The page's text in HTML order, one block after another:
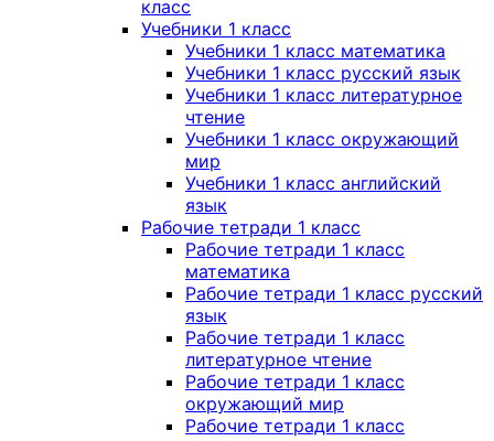
класс
Учебники 1 класс
Учебники 1 класс математика
Учебники 1 класс русский язык
Учебники 1 класс литературное
чтение
Учебники 1 класс окружающий
мир
Учебники 1 класс английский
язык
Рабочие тетради 1 класс
Рабочие тетради 1 класс
математика
Рабочие тетради 1 класс русский
язык
Рабочие тетради 1 класс
литературное чтение
Рабочие тетради 1 класс
окружающий мир
Рабочие тетради 1 класс